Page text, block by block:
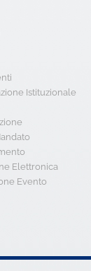
Istituzionale
Elettronica
Evento